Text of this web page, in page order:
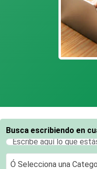
Busca escribiendo en
Ó Selecciona una Categoría
Ó Selecciona una